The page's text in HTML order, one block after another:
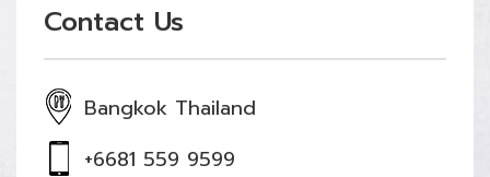
Contact Us
Bangkok Thailand
+6681 559 9599